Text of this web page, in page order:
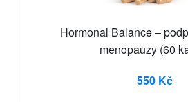
Hormonal Balance –
menopauzy (60
550 Kč